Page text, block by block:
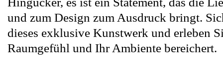
und zum Design zum Ausdruck bringt.
dieses exklusive Kunstwerk und erleben
Raumgefühl und Ihr Ambiente bereichert.